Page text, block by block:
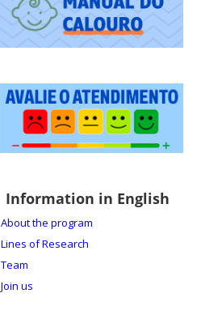
Information in English
About the program
Lines of Research
Team
Join us